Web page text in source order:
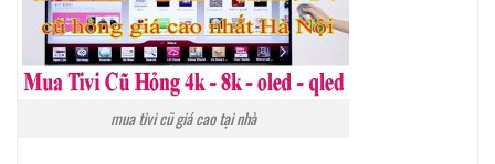
mua tivi cũ giá cao tại nhà